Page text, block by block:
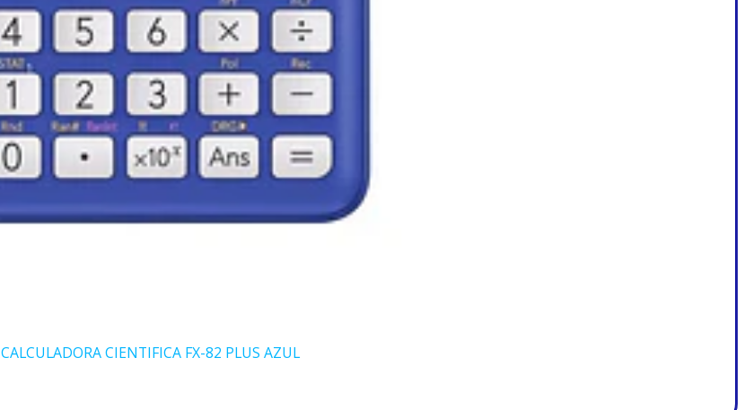
CALCULADORA CIENTIFICA FX-82 PLUS AZUL